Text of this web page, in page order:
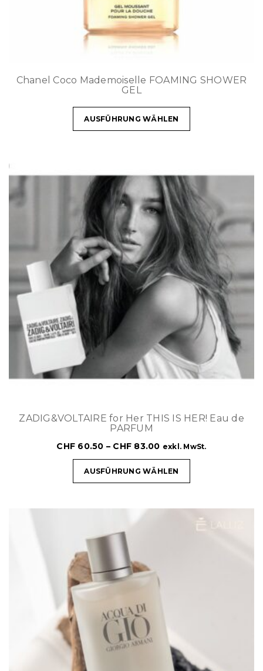
Chanel Coco Mademoiselle FOAMING SHOWER
GEL
AUSFÜHRUNG WÄHLEN
ZADIG&VOLTAIRE for Her THIS IS HER! Eau de
PARFUM
CHF 60.50 – CHF 83.00 exkl. MwSt.
AUSFÜHRUNG WÄHLEN